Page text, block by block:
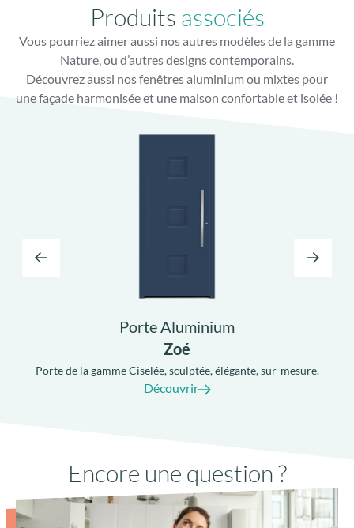
Produits associés
Vous pourriez aimer aussi nos autres modèles de la gamme
Nature, ou d’autres designs contemporains.
Découvrez aussi nos fenêtres aluminium ou mixtes pour
une façade harmonisée et une maison confortable et isolée !
Porte Aluminium
Zoé
Porte de la gamme Ciselée, sculptée, élégante, sur-mesure.
Découvrir
Encore une question ?